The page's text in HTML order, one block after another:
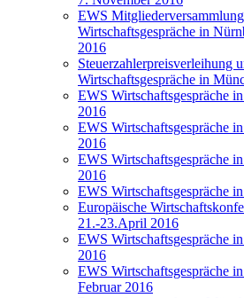
EWS
Wirtschaftsgespräche in
2016
Steuerzahlerpreisverleihung
Wirtschaftsgespräche in
EWS Wirtschaftsgespräche
2016
EWS Wirtschaftsgespräche
2016
EWS Wirtschaftsgespräche
2016
EWS Wirtschaftsgespräche
Europäische
21.-23.April 2016
EWS Wirtschaftsgespräche
2016
EWS Wirtschaftsgespräche
Februar 2016